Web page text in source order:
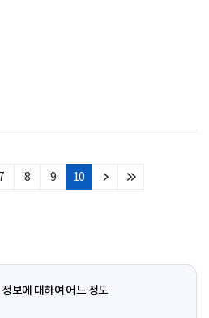
7 8 9 10
다
마
보에 대하여 어느 정도